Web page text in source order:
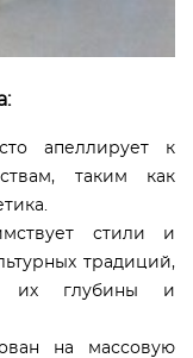
апеллирует к
таким как
стили и
традиций,
их глубины и
на массовую